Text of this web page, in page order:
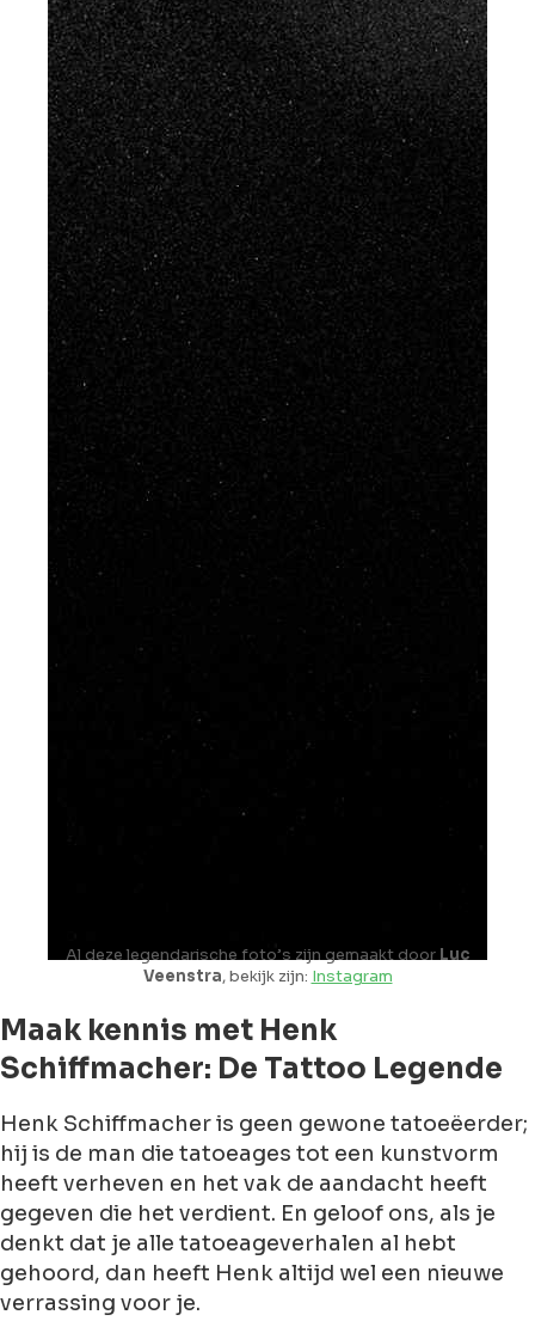
Al deze legendarische foto’s zijn gemaakt doorLuc
Veenstra, bekijk zijn: Instagram
Maak kennis met Henk
Schiffmacher: De Tattoo Legende
Henk Schiffmacher is geen gewone tatoeëerder;
hij is de man die tatoeages tot een kunstvorm
heeft verheven en het vak de aandacht heeft
gegeven die het verdient. En geloof ons, als je
denkt dat je alle tatoeageverhalen al hebt
gehoord, dan heeft Henk altijd wel een nieuwe
verrassing voor je.